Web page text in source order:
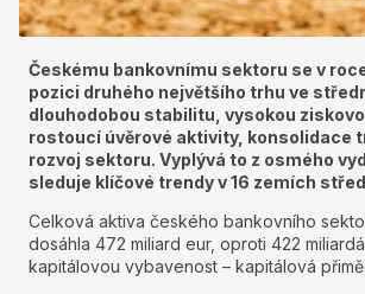
Českému bankovnímu sektoru se v
pozici druhého největšího trhu ve
dlouhodobou stabilitu, vysokou
rostoucí úvěrové aktivity, konsolidace
rozvoj sektoru. Vyplývá to z osmého
sleduje klíčové trendy v 16 zemích
Celková aktiva českého bankovního
dosáhla 472 miliard eur, oproti 422
kapitálovou vybavenost – kapitálová